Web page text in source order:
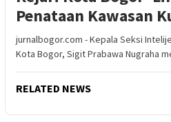
Penataan Kawasan
jurnalbogor.com - Kepala Seksi
Kota Bogor, Sigit Prabawa Nugraha
RELATED NEWS